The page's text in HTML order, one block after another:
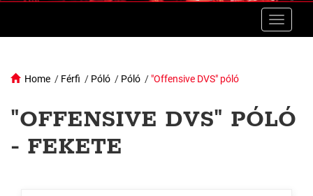
Toggle
Home / Férfi / Póló / Póló / "Offensive DVS" póló
"OFFENSIVE DVS" PÓLÓ
- FEKETE